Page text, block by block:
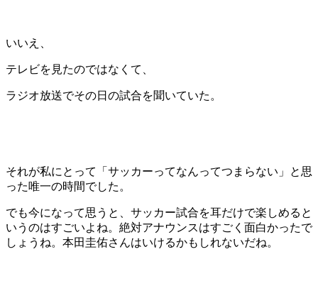
いいえ、
テレビを見たのではなくて、
ラジオ放送でその日の試合を聞いていた。
それが私にとって「サッカーってなんってつまらない」と思
った唯一の時間でした。
でも今になって思うと、サッカー試合を耳だけで楽しめると
いうのはすごいよね。絶対アナウンスはすごく面白かったで
しょうね。本田圭佑さんはいけるかもしれないだね。